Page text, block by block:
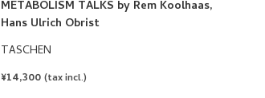
METABOLISM TALKS by Rem Koolhaas,
Hans Ulrich Obrist
TASCHEN
REGULAR
¥14,300 (tax incl.)